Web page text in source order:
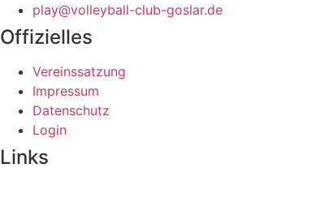
play@volleyball-club-goslar.de
Offizielles
Vereinssatzung
Impressum
Datenschutz
Login
Links